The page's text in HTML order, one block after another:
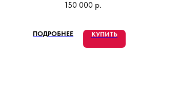
Сделано в Италии
150 000 р.
ПОДРОБНЕЕ КУПИТЬ